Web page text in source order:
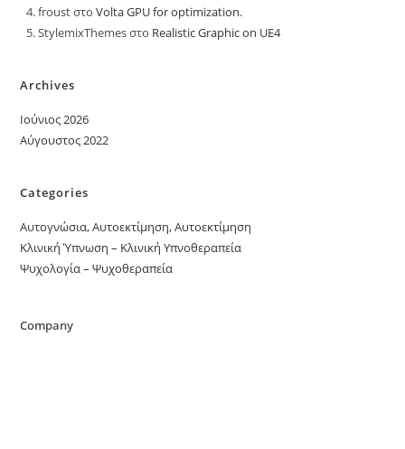
froustστοVolta GPU for optimization.
StylemixThemesστο Realistic Graphic on UE4
Archives
Ιούνιος 2026
Αύγουστος 2022
Categories
Αυτογνώσια, Αυτοεκτίμηση, Αυτοεκτίμηση
Κλινική Ύπνωση – Κλινική Υπνοθεραπεία
Ψυχολογία – Ψυχοθεραπεία
Company